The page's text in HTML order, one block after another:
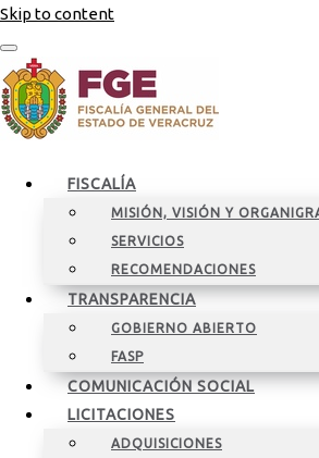
Skip to content
FISCALÍA
MISIÓN, VISIÓN Y
SERVICIOS
RECOMENDACIONES
TRANSPARENCIA
GOBIERNO ABIERTO
FASP
COMUNICACIÓN SOCIAL
LICITACIONES
ADQUISICIONES